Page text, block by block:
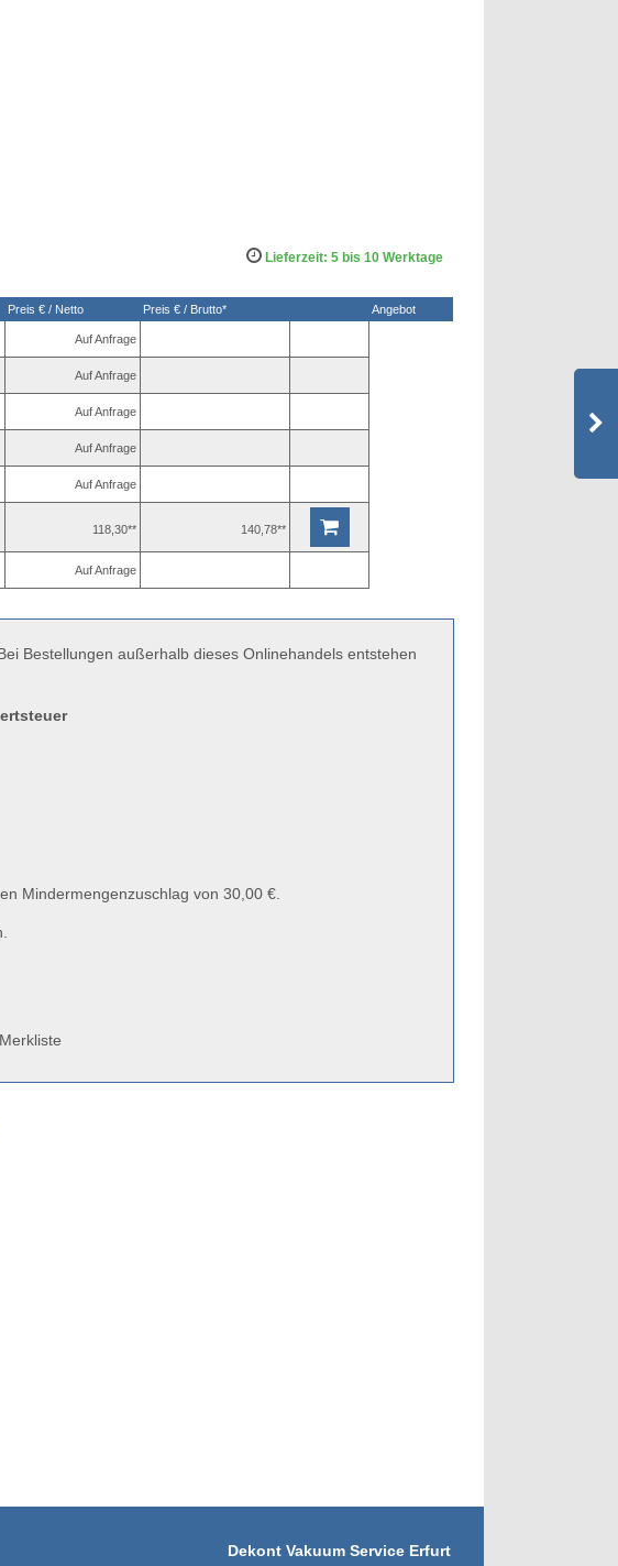
Lieferzeit: 5 bis 10 Werktage
Preis € / Netto Preis € / Brutto* Angebot
Auf Anfrage
Auf Anfrage
Auf Anfrage
Auf Anfrage
Auf Anfrage
118,30** 140,78**
Auf Anfrage
Bestellungen außerhalb dieses Onlinehandels entstehen
Mindermengenzuschlag von 30,00 €.
Dekont Vakuum Service Erfurt